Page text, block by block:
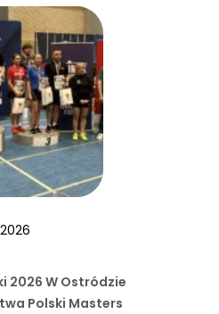
2026 W Ostródzie
Polski Masters